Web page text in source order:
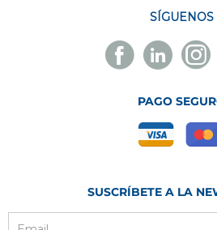
SÍGUENOS
PAGO
SUSCRÍBETE A LA